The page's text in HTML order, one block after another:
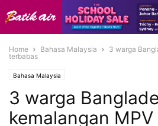
Home Bahasa Malaysia
3 warga
terbabas
Bahasa Malaysia
3 warga
kemalangan